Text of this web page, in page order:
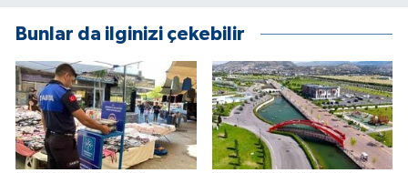
Bunlar da ilginizi çekebilir
Turizm
ÜLKE GÜNDEMİ
YAŞAM